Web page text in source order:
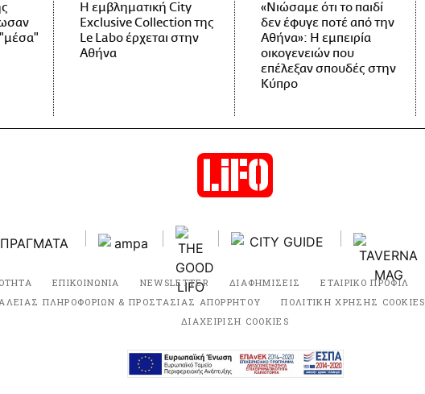
Η εμβληματική City
Exclusive Collection της
Le Labo έρχεται στην
Αθήνα
«Νιώσαμε ότι το παιδί
δεν έφυγε ποτέ από την
Αθήνα»: Η εμπειρία
οικογενειών που
επέλεξαν σπουδές στην
Κύπρο
ΕΠΙΚΟΙΝΩΝΙΑ NEWSLETTER ΔΙΑΦΗΜΙΣΕΙΣ ΕΤΑΙΡΙΚΟ ΠΡΟΦΙΛ
ΠΛΗΡΟΦΟΡΙΩΝ & ΠΡΟΣΤΑΣΙΑΣ ΑΠΟΡΡΗΤΟΥ
ΠΟΛΙΤΙΚΗ ΧΡΗΣΗΣ COOKIES
ΔΙΑΧΕΙΡΙΣΗ COOKIES